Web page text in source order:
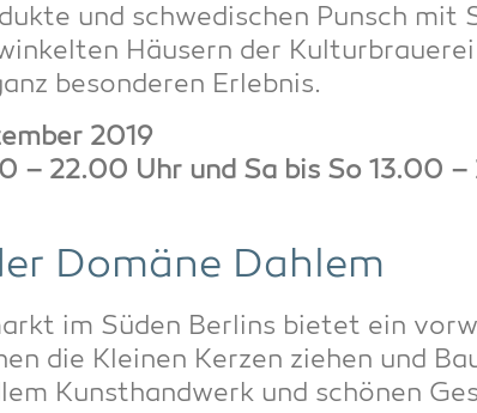
und schwe­di­schen Punsch mit
Häu­sern der
beson­de­ren Erlebnis.
2019
– 22.00 Uhr und Sa bis So 13.00
Domä­ne Dahlem
im Süden Ber­lins bie­tet ein
die Klei­nen Ker­zen zie­hen und
Kunst­hand­werk und schö­nen